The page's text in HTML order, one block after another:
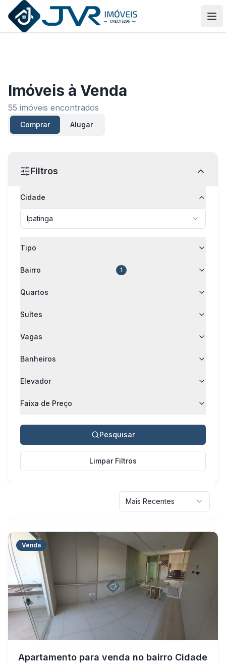
JVR Imóveis
Imóveis à Venda
55 imóveis encontrados
Comprar Alugar
Filtros
Cidade
Ipatinga
Tipo
Bairro 1
Quartos
Suítes
Vagas
Banheiros
Elevador
Faixa de Preço
Pesquisar
Limpar Filtros
Mais Recentes
Venda
Apartamento para venda no bairro Cidade